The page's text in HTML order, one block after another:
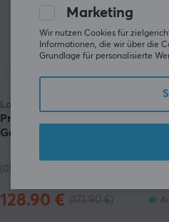
Logitech
Pro X Superlight 2 DEX
Gaming-Maus - Weiß (DEMO)
(0)
128.90 €
Marketing
Wir nutzen Cookies für
Informationen, die wir über die
Grundlage für personalisierte